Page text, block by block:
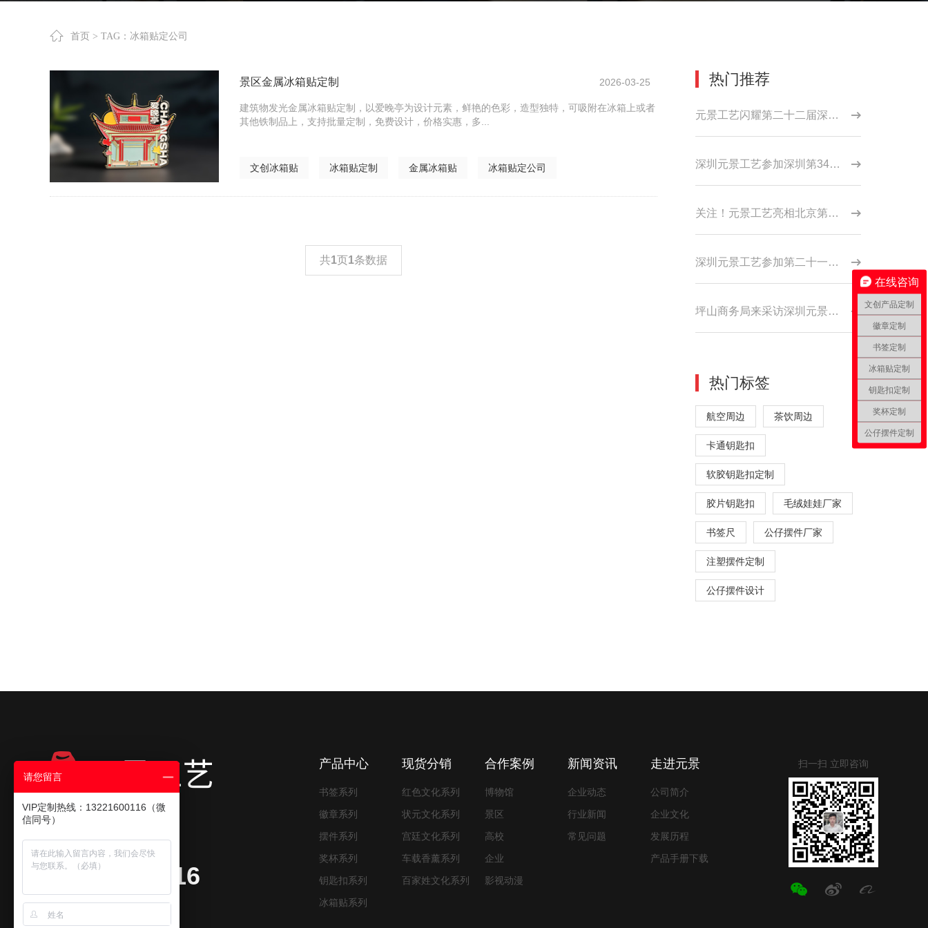
首页 > TAG：冰箱贴定公司
景区金属冰箱贴定制 2026-03-25
建筑物发光金属冰箱贴定制，以爱晚亭为设计元素，鲜艳的色彩，造型独特，可吸附在冰箱上或者
其他铁制品上，支持批量定制，免费设计，价格实惠，多...
文创冰箱贴 冰箱贴定制 金属冰箱贴 冰箱贴定公司
共1页1条数据
热门推荐
元景工艺闪耀第二十二届深圳文博会坪山展区
深圳元景工艺参加深圳第34届礼品展
关注！元景工艺亮相北京第52届礼品展
深圳元景工艺参加第二十一届文博会
坪山商务局来采访深圳元景工艺品
热门标签
航空周边 茶饮周边
卡通钥匙扣
软胶钥匙扣定制
胶片钥匙扣 毛绒娃娃厂家
书签尺 公仔摆件厂家
注塑摆件定制
公仔摆件设计
咨询热线
13221600116
产品中心
书签系列
徽章系列
摆件系列
奖杯系列
钥匙扣系列
冰箱贴系列
现货分销
红色文化系列
状元文化系列
宫廷文化系列
车载香薰系列
百家姓文化系列
合作案例
博物馆
景区
高校
企业
影视动漫
新闻资讯
企业动态
行业新闻
常见问题
走进元景
公司简介
企业文化
发展历程
产品手册下载
扫一扫 立即咨询
在线咨询
文创产品定制
徽章定制
书签定制
冰箱贴定制
钥匙扣定制
奖杯定制
公仔摆件定制
请您留言
VIP定制热线：13221600116（微
信同号）